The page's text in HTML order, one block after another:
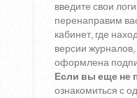
введите свои
перенаправим
кабинет, где
версии
оформлена
Если вы еще не
ознакомиться с